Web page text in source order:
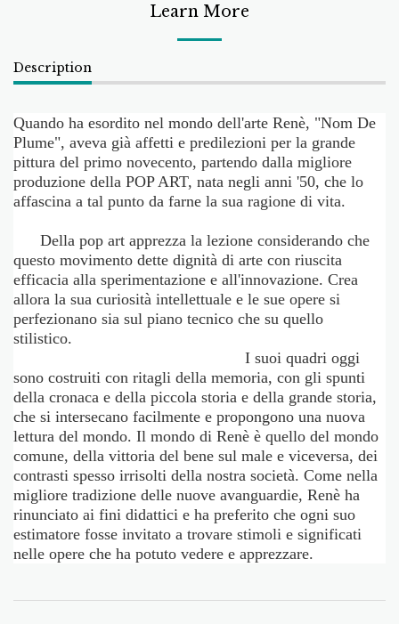
Learn More
Description
Quando ha esordito nel mondo dell'arte Renè, "Nom De
Plume", aveva già affetti e predilezioni per la grande
pittura del primo novecento, partendo dalla migliore
produzione della POP ART, nata negli anni '50, che lo
affascina a tal punto da farne la sua ragione di vita.
Della pop art apprezza la lezione considerando che
questo movimento dette dignità di arte con riuscita
efficacia alla sperimentazione e all'innovazione. Crea
allora la sua curiosità intellettuale e le sue opere si
perfezionano sia sul piano tecnico che su quello
stilistico.
I suoi quadri oggi
sono costruiti con ritagli della memoria, con gli spunti
della cronaca e della piccola storia e della grande storia,
che si intersecano facilmente e propongono una nuova
lettura del mondo. Il mondo di Renè è quello del mondo
comune, della vittoria del bene sul male e viceversa, dei
contrasti spesso irrisolti della nostra società. Come nella
migliore tradizione delle nuove avanguardie, Renè ha
rinunciato ai fini didattici e ha preferito che ogni suo
estimatore fosse invitato a trovare stimoli e significati
nelle opere che ha potuto vedere e apprezzare.